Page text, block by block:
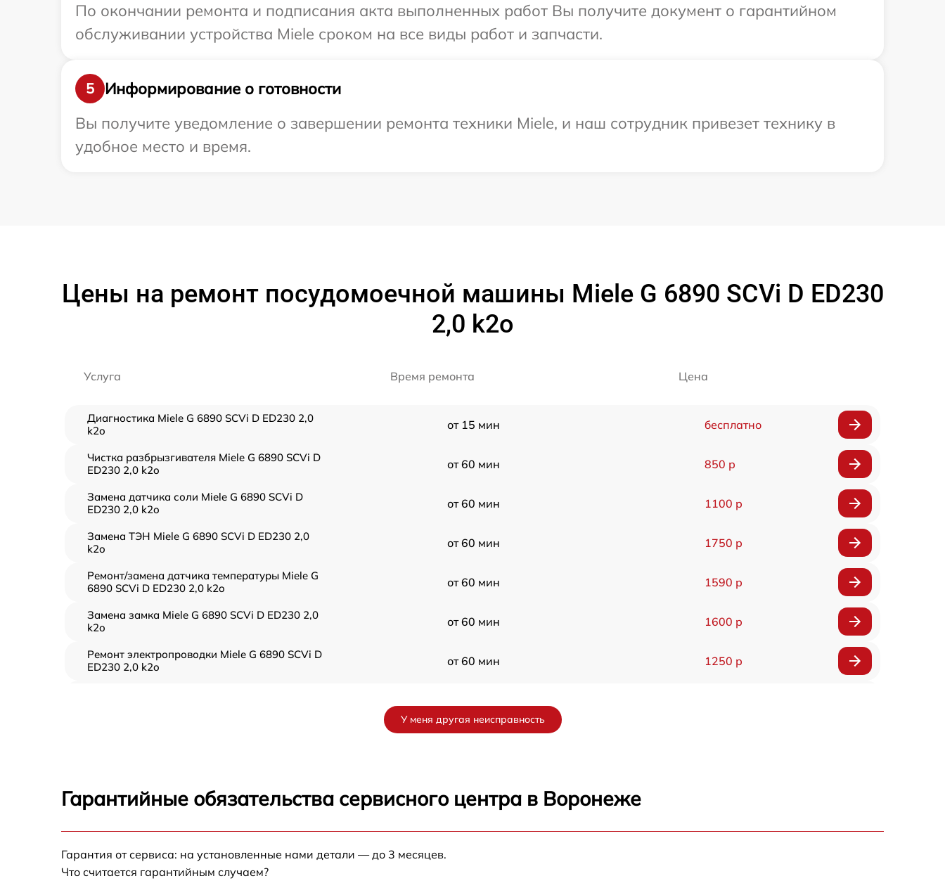
По окончании ремонта и подписания акта выполненных работ Вы получите документ о гарантийном
обслуживании устройства Miele сроком на все виды работ и запчасти.
5
Информирование о готовности
Вы получите уведомление о завершении ремонта техники Miele, и наш сотрудник привезет технику в
удобное место и время.
Цены на ремонт посудомоечной машины Miele G 6890 SCVi D ED230
2,0 k2o
Услуга Время ремонта Цена
Диагностика Miele G 6890 SCVi D ED230 2,0
k2o
от 15 мин бесплатно
Чистка разбрызгивателя Miele G 6890 SCVi D
ED230 2,0 k2o
от 60 мин 850 р
Замена датчика соли Miele G 6890 SCVi D
ED230 2,0 k2o
от 60 мин 1100 р
Замена ТЭН Miele G 6890 SCVi D ED230 2,0
k2o
от 60 мин 1750 р
Ремонт/замена датчика температуры Miele G
6890 SCVi D ED230 2,0 k2o
от 60 мин 1590 р
Замена замка Miele G 6890 SCVi D ED230 2,0
k2o
от 60 мин 1600 р
Ремонт электропроводки Miele G 6890 SCVi D
ED230 2,0 k2o
от 60 мин 1250 р
Miele G 6890 SCVi D ED230 2,0 k2o
SCVi D ED230 2,0 k2o
от 60 мин 1550 р
Замена панели управления Miele G 6890
SCVi D ED230 2,0 k2o
У меня другая неисправность
Гарантийные обязательства сервисного центра в Воронеже
Гарантия от сервиса: на установленные нами детали — до 3 месяцев.
Что считается гарантийным случаем?